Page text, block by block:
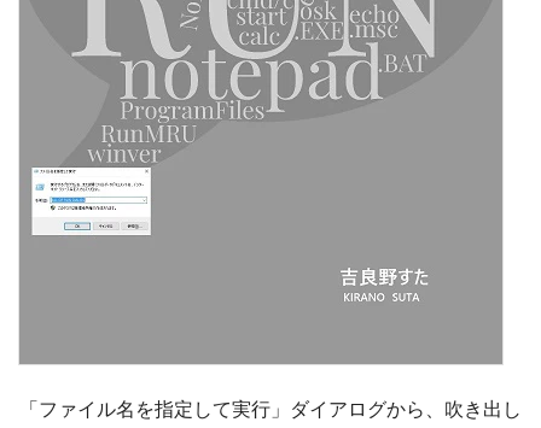
「ファイル名を指定して実行」ダイアログから、吹き出し